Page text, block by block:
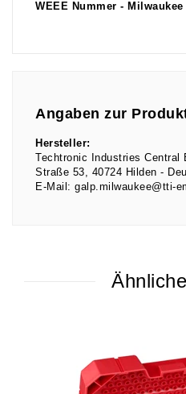
WEEE Nummer - Milwaukee
Angaben zur
Hersteller:
Techtronic Industries Central
Straße 53 40724 Hilden
E-Mail: galp.milwaukee@tti-